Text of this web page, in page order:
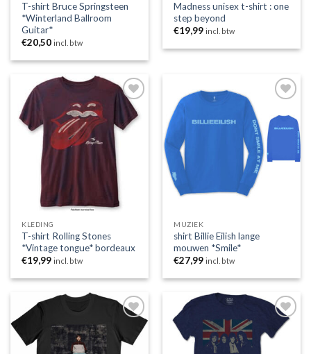
T-shirt Bruce Springsteen
*Winterland Ballroom
Guitar*
€20,50 incl. btw
Madness unisex t-shirt : one
step beyond
€19,99 incl. btw
Toevoegen
wenslijst
KLEDING
T-shirt Rolling Stones
*Vintage tongue* bordeaux
€19,99 incl. btw
Toevoegen
aan
wenslijst
MUZIEK
shirt Billie Eilish lange
mouwen *Smile*
€27,99 incl. btw
Toevoegen
aan
wenslijst
Toevoegen
aan
wenslijst